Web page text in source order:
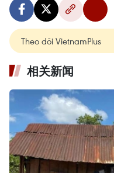
Theo dõi VietnamPlus
相关新闻